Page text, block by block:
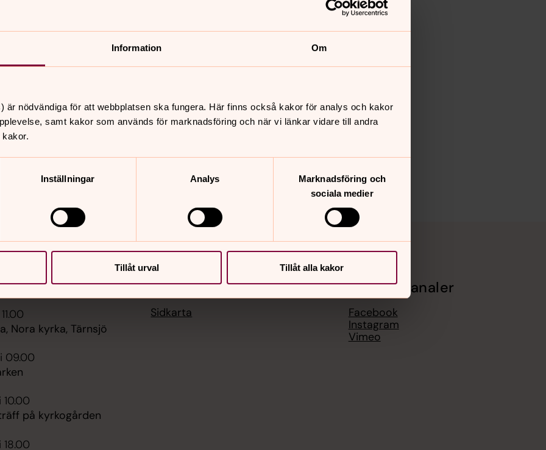
Information Om
är nödvändiga för att webbplatsen ska fungera. Här finns också kakor för analys och kakor
samt kakor som används för marknadsföring och när vi länkar vidare till andra
Inställningar Analys
Marknadsföring och
sociala medier
Tillåt urval Tillåt alla kakor
inventarier. Våra präster
Tema 1/9: Symbolspråk,
Nora kyrka, Tärnsjö
09.00
10.00
på kyrkogården
18.00
Hitta snabbt
Sidkarta
Sociala kanaler
Facebook
Instagram
Vimeo